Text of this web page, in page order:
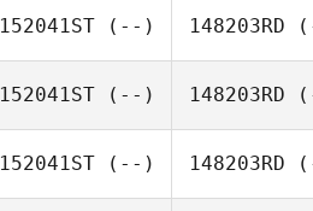
152041ST(--) 148203RD
152041ST(--) 148203RD
152041ST(--) 148203RD